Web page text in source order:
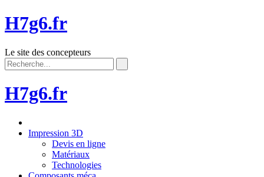
H7g6.fr
Le site des concepteurs
H7g6.fr
Impression 3D
Devis en ligne
Matériaux
Technologies